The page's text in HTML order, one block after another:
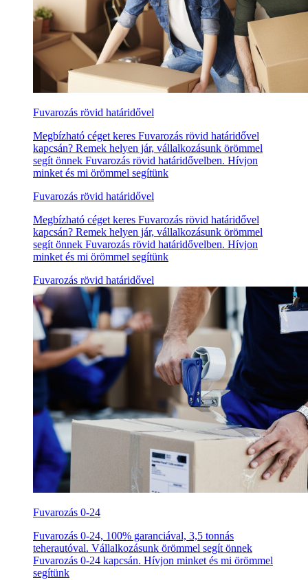
Fuvarozás rövid határidővel
Megbízható céget keres Fuvarozás rövid határidővel
kapcsán? Remek helyen jár, vállalkozásunk örömmel
segít önnek Fuvarozás rövid határidővelben. Hívjon
minket és mi örömmel segítünk
Fuvarozás rövid határidővel
Megbízható céget keres Fuvarozás rövid határidővel
kapcsán? Remek helyen jár, vállalkozásunk örömmel
segít önnek Fuvarozás rövid határidővelben. Hívjon
minket és mi örömmel segítünk
Fuvarozás rövid határidővel
Fuvarozás 0-24
Fuvarozás 0-24, 100% garanciával, 3,5 tonnás
teherautóval. Vállalkozásunk örömmel segít önnek
Fuvarozás 0-24 kapcsán. Hívjon minket és mi örömmel
segítünk